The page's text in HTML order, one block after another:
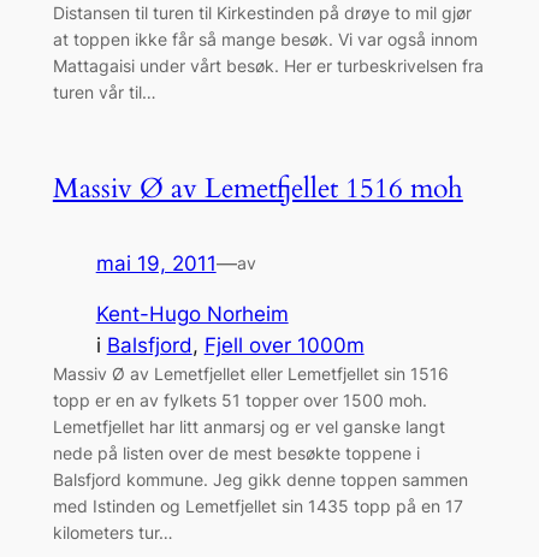
Distansen til turen til Kirkestinden på drøye to mil gjør
at toppen ikke får så mange besøk. Vi var også innom
Mattagaisi under vårt besøk. Her er turbeskrivelsen fra
turen vår til…
Massiv Ø av Lemetfjellet 1516 moh
mai 19, 2011—av
Kent-Hugo Norheim
i Balsfjord, Fjell over 1000m
Massiv Ø av Lemetfjellet eller Lemetfjellet sin 1516
topp er en av fylkets 51 topper over 1500 moh.
Lemetfjellet har litt anmarsj og er vel ganske langt
nede på listen over de mest besøkte toppene i
Balsfjord kommune. Jeg gikk denne toppen sammen
med Istinden og Lemetfjellet sin 1435 topp på en 17
kilometers tur…